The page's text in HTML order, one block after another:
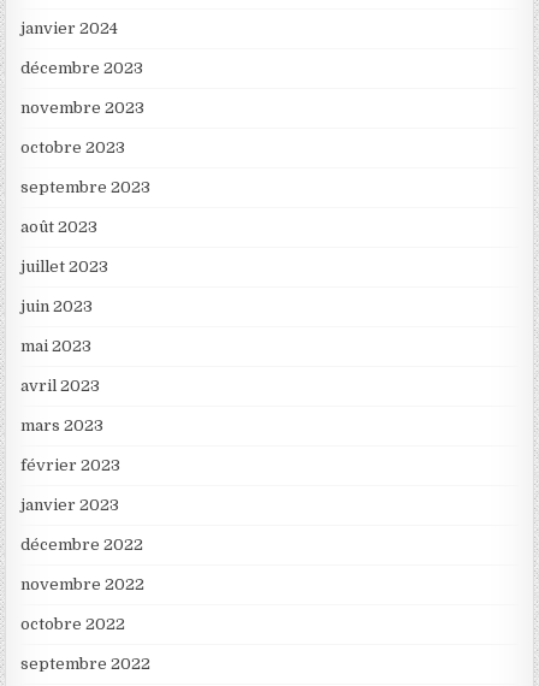
janvier 2024
décembre 2023
novembre 2023
octobre 2023
septembre 2023
août 2023
juillet 2023
juin 2023
mai 2023
avril 2023
mars 2023
février 2023
janvier 2023
décembre 2022
novembre 2022
octobre 2022
septembre 2022